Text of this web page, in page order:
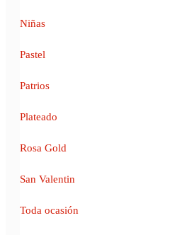
Niñas
Pastel
Patrios
Plateado
Rosa Gold
San Valentin
Toda ocasión